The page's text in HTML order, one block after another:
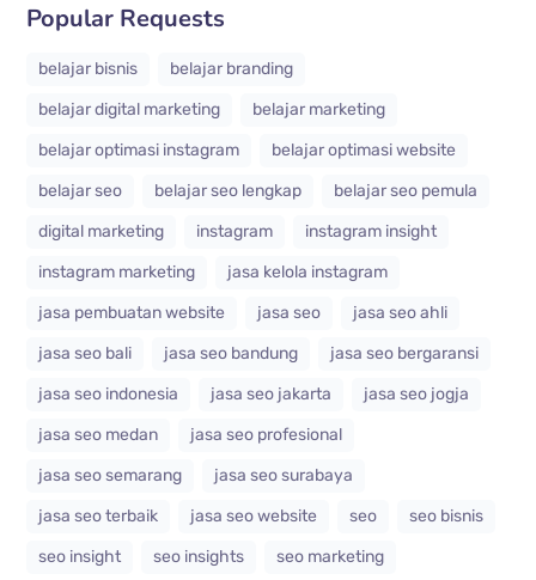
Popular Requests
belajar bisnis
belajar branding
belajar digital marketing
belajar marketing
belajar optimasi instagram
belajar optimasi website
belajar seo
belajar seo lengkap
belajar seo pemula
digital marketing
instagram
instagram insight
instagram marketing
jasa kelola instagram
jasa pembuatan website
jasa seo
jasa seo ahli
jasa seo bali
jasa seo bandung
jasa seo bergaransi
jasa seo indonesia
jasa seo jakarta
jasa seo jogja
jasa seo medan
jasa seo profesional
jasa seo semarang
jasa seo surabaya
jasa seo terbaik
jasa seo website seo
seo bisnis
seo insight
seo insights
seo marketing